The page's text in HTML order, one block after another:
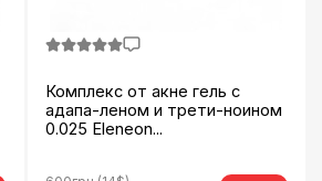
Комплекс от акне гель с
адапа-леном и трети-ноином
0.025 Eleneon...